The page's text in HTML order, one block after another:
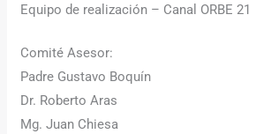
Equipo de realización – Canal ORBE 21
Comité Asesor:
Padre Gustavo Boquín
Dr. Roberto Aras
Mg. Juan Chiesa